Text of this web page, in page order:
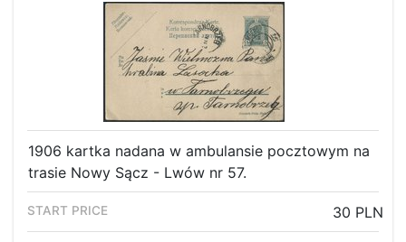
1906 kartka nadana w ambulansie pocztowym na
trasie Nowy Sącz - Lwów nr 57.
30 PLN